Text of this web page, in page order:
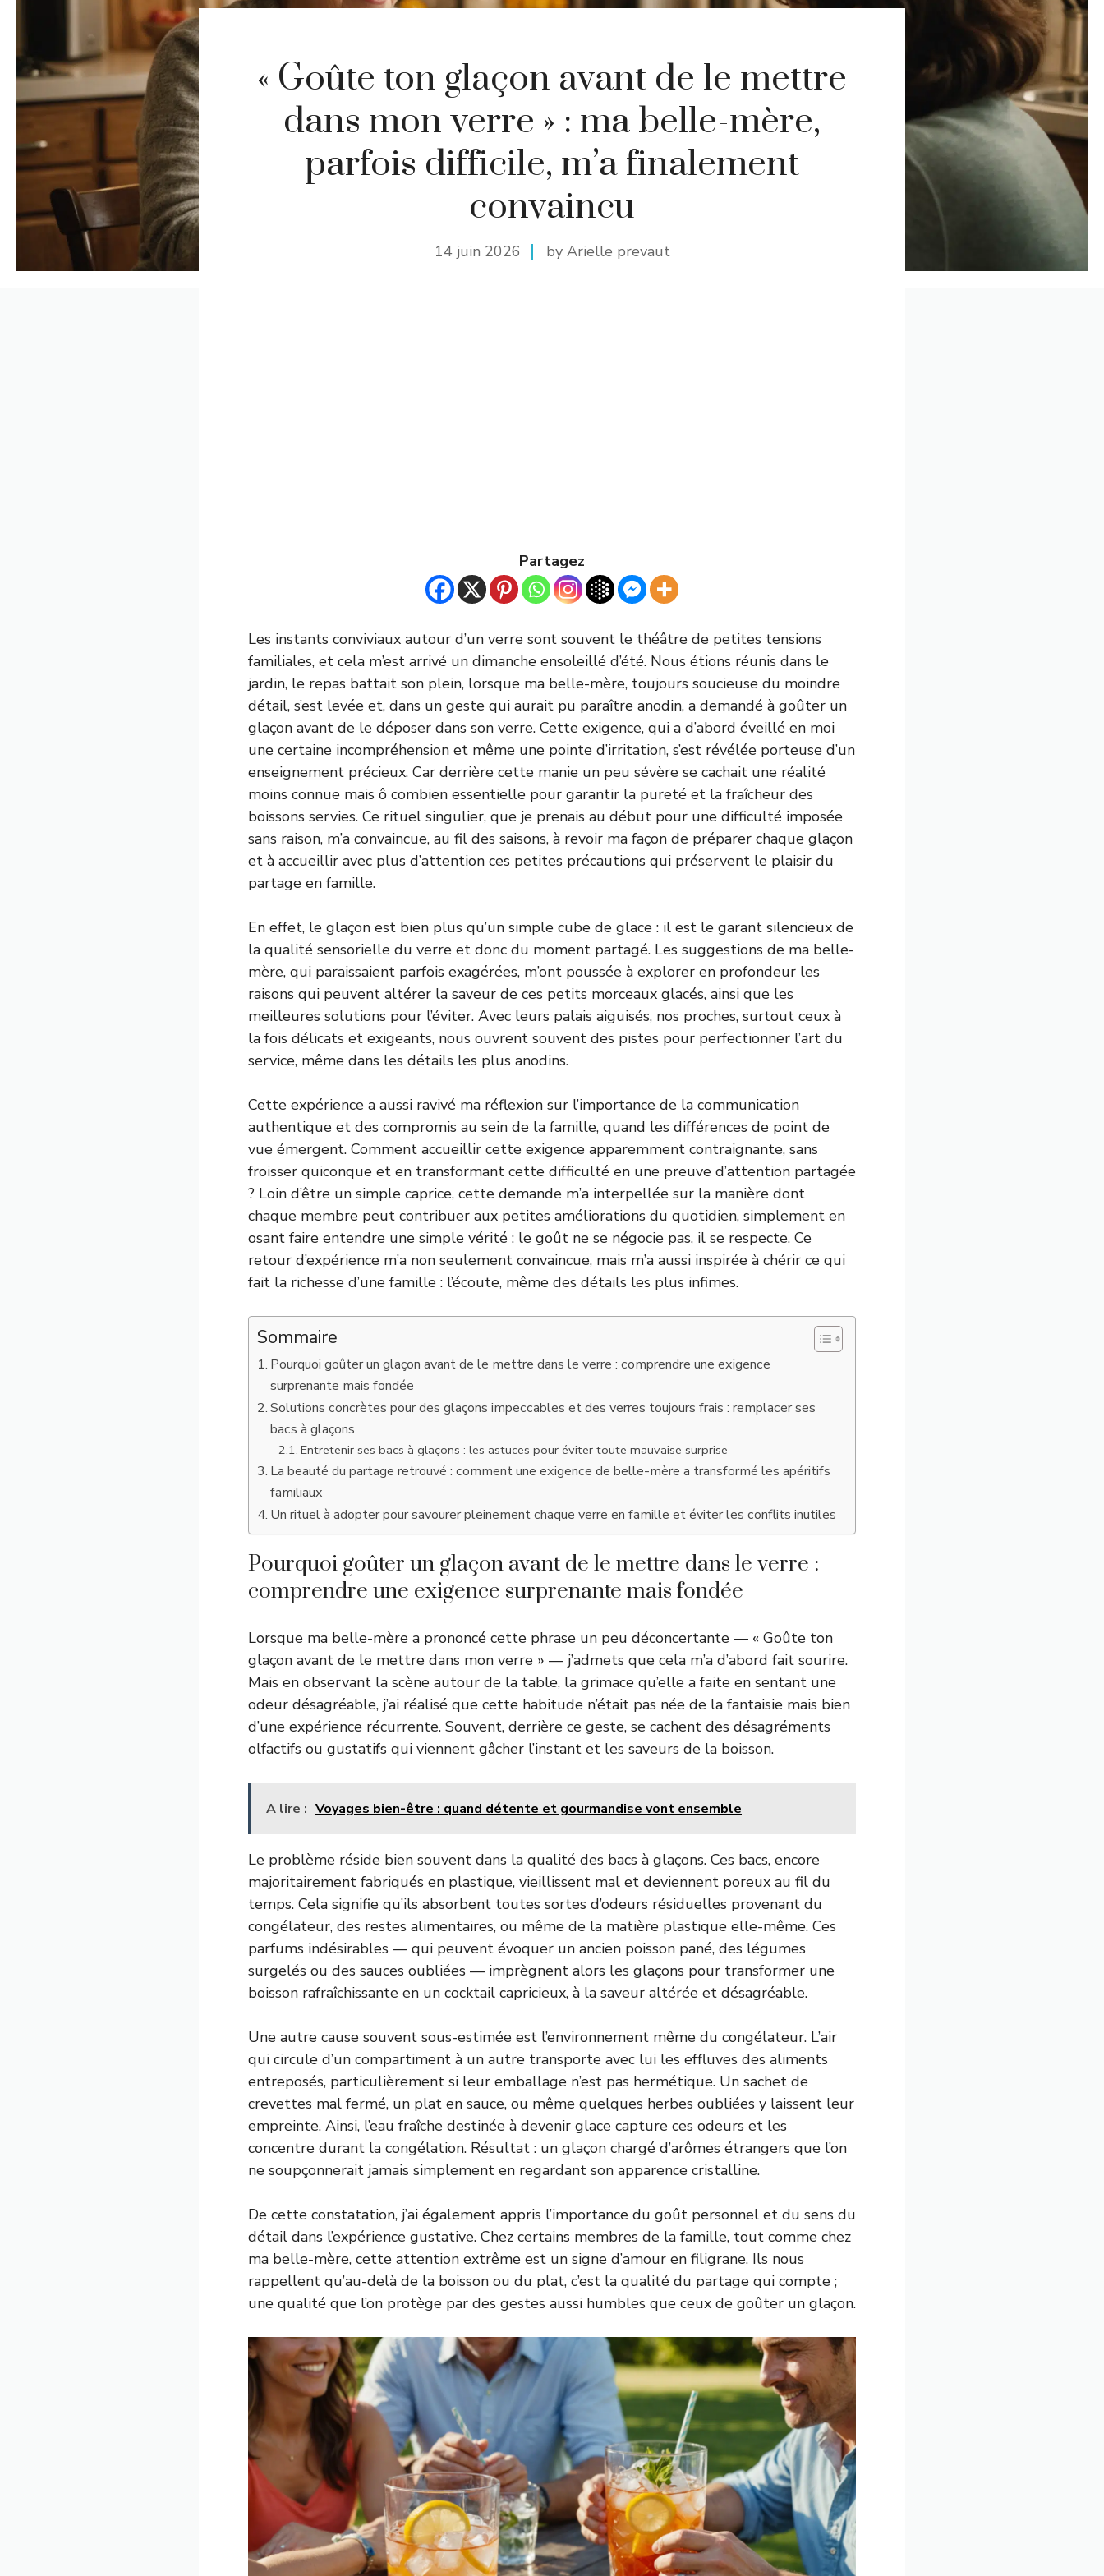
« Goûte ton glaçon avant de le mettre
dans mon verre » : ma belle-mère,
parfois difficile, m’a finalement
convaincu
14 juin 2026 by Arielle prevaut
Partagez
Les instants conviviaux autour d’un verre sont souvent le théâtre de petites tensions
familiales, et cela m’est arrivé un dimanche ensoleillé d’été. Nous étions réunis dans le
jardin, le repas battait son plein, lorsque ma belle-mère, toujours soucieuse du moindre
détail, s’est levée et, dans un geste qui aurait pu paraître anodin, a demandé à goûter un
glaçon avant de le déposer dans son verre. Cette exigence, qui a d’abord éveillé en moi
une certaine incompréhension et même une pointe d’irritation, s’est révélée porteuse d’un
enseignement précieux. Car derrière cette manie un peu sévère se cachait une réalité
moins connue mais ô combien essentielle pour garantir la pureté et la fraîcheur des
boissons servies. Ce rituel singulier, que je prenais au début pour une difficulté imposée
sans raison, m’a convaincue, au fil des saisons, à revoir ma façon de préparer chaque glaçon
et à accueillir avec plus d’attention ces petites précautions qui préservent le plaisir du
partage en famille.
En effet, le glaçon est bien plus qu’un simple cube de glace : il est le garant silencieux de
la qualité sensorielle du verre et donc du moment partagé. Les suggestions de ma belle-
mère, qui paraissaient parfois exagérées, m’ont poussée à explorer en profondeur les
raisons qui peuvent altérer la saveur de ces petits morceaux glacés, ainsi que les
meilleures solutions pour l’éviter. Avec leurs palais aiguisés, nos proches, surtout ceux à
la fois délicats et exigeants, nous ouvrent souvent des pistes pour perfectionner l’art du
service, même dans les détails les plus anodins.
Cette expérience a aussi ravivé ma réflexion sur l’importance de la communication
authentique et des compromis au sein de la famille, quand les différences de point de
vue émergent. Comment accueillir cette exigence apparemment contraignante, sans
froisser quiconque et en transformant cette difficulté en une preuve d’attention partagée
? Loin d’être un simple caprice, cette demande m’a interpellée sur la manière dont
chaque membre peut contribuer aux petites améliorations du quotidien, simplement en
osant faire entendre une simple vérité : le goût ne se négocie pas, il se respecte. Ce
retour d’expérience m’a non seulement convaincue, mais m’a aussi inspirée à chérir ce qui
fait la richesse d’une famille : l’écoute, même des détails les plus infimes.
Sommaire
Pourquoi goûter un glaçon avant de le mettre dans le verre : comprendre une exigence
surprenante mais fondée
Solutions concrètes pour des glaçons impeccables et des verres toujours frais : remplacer ses
bacs à glaçons
Entretenir ses bacs à glaçons : les astuces pour éviter toute mauvaise surprise
La beauté du partage retrouvé : comment une exigence de belle-mère a transformé les apéritifs
familiaux
Un rituel à adopter pour savourer pleinement chaque verre en famille et éviter les conflits inutiles
Pourquoi goûter un glaçon avant de le mettre dans le verre :
comprendre une exigence surprenante mais fondée
Lorsque ma belle-mère a prononcé cette phrase un peu déconcertante — « Goûte ton
glaçon avant de le mettre dans mon verre » — j’admets que cela m’a d’abord fait sourire.
Mais en observant la scène autour de la table, la grimace qu’elle a faite en sentant une
odeur désagréable, j’ai réalisé que cette habitude n’était pas née de la fantaisie mais bien
d’une expérience récurrente. Souvent, derrière ce geste, se cachent des désagréments
olfactifs ou gustatifs qui viennent gâcher l’instant et les saveurs de la boisson.
A lire : Voyages bien-être : quand détente et gourmandise vont ensemble
Le problème réside bien souvent dans la qualité des bacs à glaçons. Ces bacs, encore
majoritairement fabriqués en plastique, vieillissent mal et deviennent poreux au fil du
temps. Cela signifie qu’ils absorbent toutes sortes d’odeurs résiduelles provenant du
congélateur, des restes alimentaires, ou même de la matière plastique elle-même. Ces
parfums indésirables — qui peuvent évoquer un ancien poisson pané, des légumes
surgelés ou des sauces oubliées — imprègnent alors les glaçons pour transformer une
boisson rafraîchissante en un cocktail capricieux, à la saveur altérée et désagréable.
Une autre cause souvent sous-estimée est l’environnement même du congélateur. L’air
qui circule d’un compartiment à un autre transporte avec lui les effluves des aliments
entreposés, particulièrement si leur emballage n’est pas hermétique. Un sachet de
crevettes mal fermé, un plat en sauce, ou même quelques herbes oubliées y laissent leur
empreinte. Ainsi, l’eau fraîche destinée à devenir glace capture ces odeurs et les
concentre durant la congélation. Résultat : un glaçon chargé d’arômes étrangers que l’on
ne soupçonnerait jamais simplement en regardant son apparence cristalline.
De cette constatation, j’ai également appris l’importance du goût personnel et du sens du
détail dans l’expérience gustative. Chez certains membres de la famille, tout comme chez
ma belle-mère, cette attention extrême est un signe d’amour en filigrane. Ils nous
rappellent qu’au-delà de la boisson ou du plat, c’est la qualité du partage qui compte ;
une qualité que l’on protège par des gestes aussi humbles que ceux de goûter un glaçon.